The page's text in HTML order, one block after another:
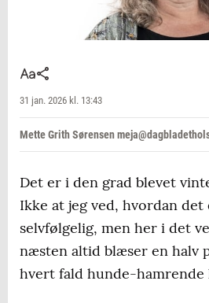
31 jan. 2026 kl. 13:43
Mette Grith Sørensen
Det er i den grad blevet
Ikke at jeg ved, hvordan
selvfølgelig, men her i det
næsten altid blæser en halv
hvert fald hunde-hamrende